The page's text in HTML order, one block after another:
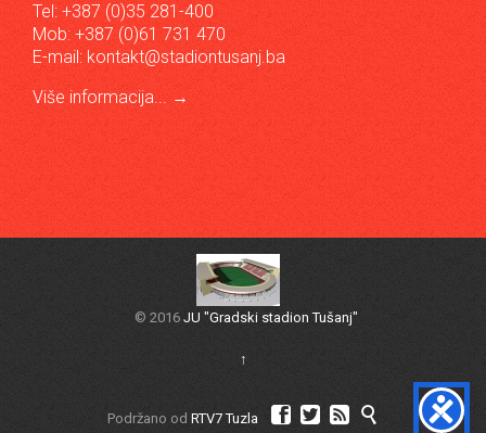
Tel: +387 (0)35 281-400
Mob: +387 (0)61 731 470
E-mail: kontakt@stadiontusanj.ba
Više informacija... →
© 2016 JU "Gradski stadion Tušanj"
↑
Podržano od RTV7 Tuzla    